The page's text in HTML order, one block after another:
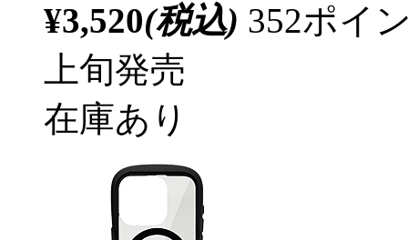
¥3,520(税込) 352ポイ
上旬発売
在庫あり